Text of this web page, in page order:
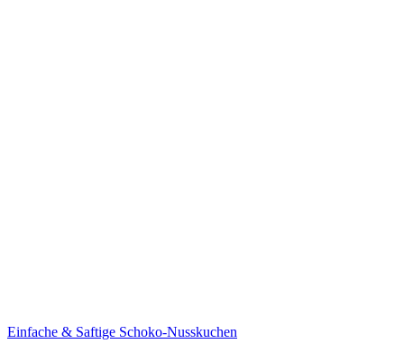
Einfache & Saftige Schoko-Nusskuchen